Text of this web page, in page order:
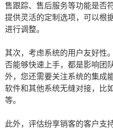
售跟踪、售后服务等功能是否
提供灵活的定制选项，可以根
进行调整。
其次，考虑系统的用户友好性
否能够快速上手，都是影响团
外，您还需要关注系统的集成
软件和其他系统无缝对接，比
等。
此外，评估纷享销客的客户支